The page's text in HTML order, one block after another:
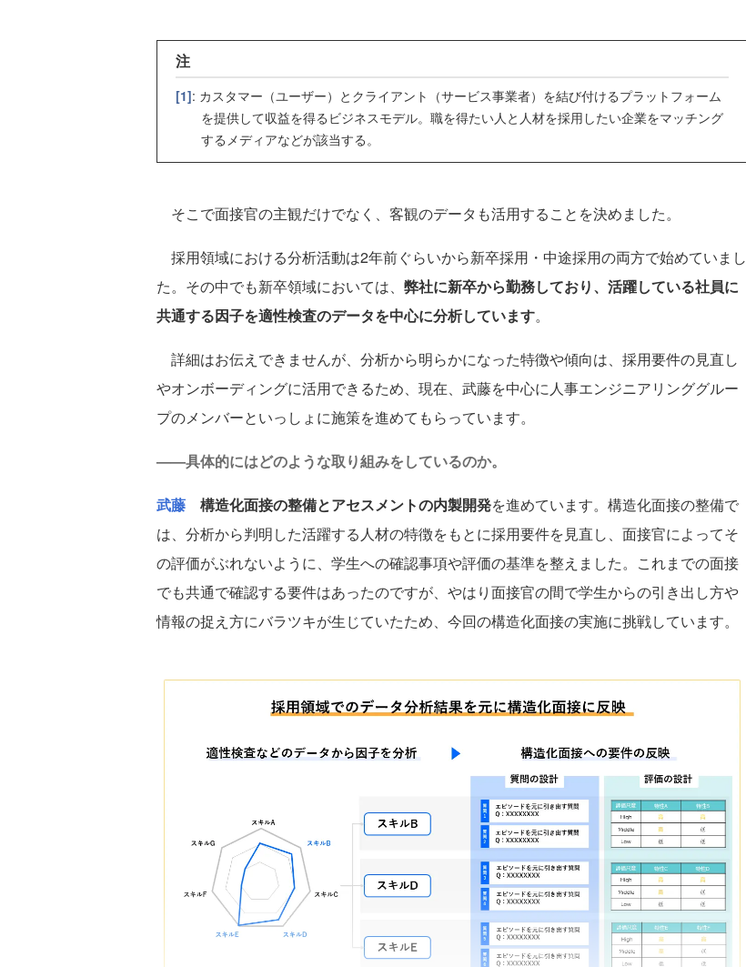
注
[1]: カスタマー（ユーザー）とクライアント（サービス事業者）を結び付けるプラットフォーム
を提供して収益を得るビジネスモデル。職を得たい人と人材を採用したい企業をマッチング
するメディアなどが該当する。
そこで面接官の主観だけでなく、客観のデータも活用することを決めました。
採用領域における分析活動は2年前ぐらいから新卒採用・中途採用の両方で始めていまし
た。その中でも新卒領域においては、 弊社に新卒から勤務しており、活躍している社員に
共通する因子を適性検査のデータを中心に分析しています。
詳細はお伝えできませんが、分析から明らかになった特徴や傾向は、採用要件の見直し
やオンボーディングに活用できるため、現在、武藤を中心に人事エンジニアリンググルー
プのメンバーといっしょに施策を進めてもらっています。
——具体的にはどのような取り組みをしているのか。
武藤 構造化面接の整備とアセスメントの内製開発を進めています。構造化面接の整備で
は、分析から判明した活躍する人材の特徴をもとに採用要件を見直し、面接官によってそ
の評価がぶれないように、学生への確認事項や評価の基準を整えました。これまでの面接
でも共通で確認する要件はあったのですが、やはり面接官の間で学生からの引き出し方や
情報の捉え方にバラツキが生じていたため、今回の構造化面接の実施に挑戦しています。